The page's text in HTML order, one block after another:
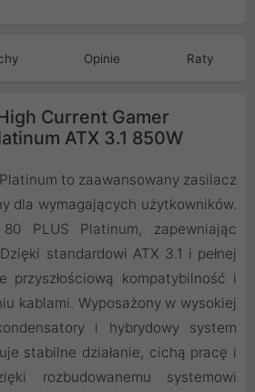
Opinie Raty
Current Gamer
ATX 3.1 850W
to zaawansowany zasilacz
dla wymagających użytkowników.
PLUS Platinum, zapewniając
standardowi ATX 3.1 i pełnej
przyszłościową kompatybilność i
kablami. Wyposażony w wysokiej
i hybrydowy system
stabilne działanie, cichą pracę i
rozbudowanemu systemowi